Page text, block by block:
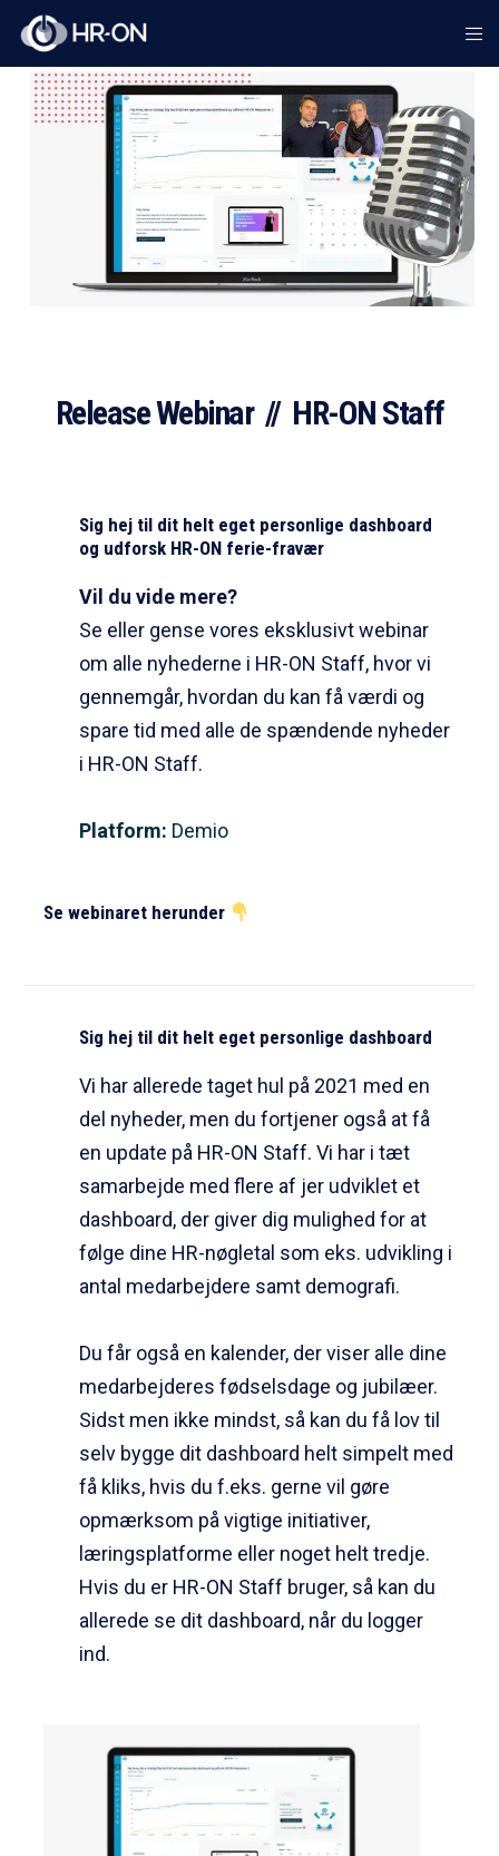
Release Webinar // HR-ON Staff
Sig hej til dit helt eget personlige dashboard
og udforsk HR-ON ferie-fravær
Vil du vide mere?
Se eller gense vores eksklusivt webinar
om alle nyhederne i HR-ON Staff, hvor vi
gennemgår, hvordan du kan få værdi og
spare tid med alle de spændende nyheder
i HR-ON Staff.
Platform: Demio
Se webinaret herunder
Sig hej til dit helt eget personlige dashboard
Vi har allerede taget hul på 2021 med en
del nyheder, men du fortjener også at få
en update på HR-ON Staff. Vi har i tæt
samarbejde med flere af jer udviklet et
dashboard, der giver dig mulighed for at
følge dine HR-nøgletal som eks. udvikling i
antal medarbejdere samt demografi.
Du får også en kalender, der viser alle dine
medarbejderes fødselsdage og jubilæer.
Sidst men ikke mindst, så kan du få lov til
selv bygge dit dashboard helt simpelt med
få kliks, hvis du f.eks. gerne vil gøre
opmærksom på vigtige initiativer,
læringsplatforme eller noget helt tredje.
Hvis du er HR-ON Staff bruger, så kan du
allerede se dit dashboard, når du logger
ind.